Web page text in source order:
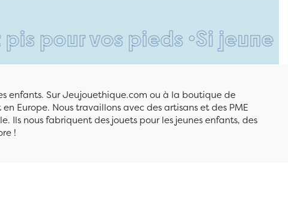
vos pieds •Si jeune et déjà
enfants. Sur Jeujouethique.com ou à la boutique de
Europe. Nous travaillons avec des artisans et des PME
Ils nous fabriquent des jouets pour les jeunes enfants, des
!